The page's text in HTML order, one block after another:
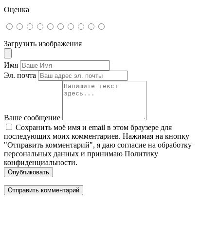
Оценка
Загрузить изображения
Имя
Эл. почта
Ваше сообщение
Сохранить моё имя и email в этом браузере для
последующих моих комментариев. Нажимая на кнопку
"Отправить комментарий", я даю согласие на обработку
персональных данных и принимаю Политику
конфиденциальности.
Опубликовать